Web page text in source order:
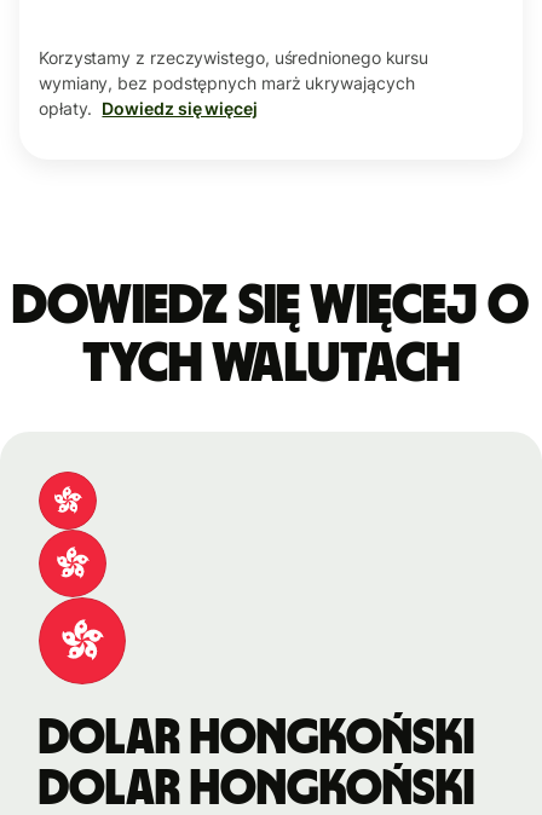
Korzystamy z rzeczywistego, uśrednionego kursu
wymiany, bez podstępnych marż ukrywających
opłaty. Dowiedz się więcej
Dowiedz się więcej o
tych walutach
Dolar hongkoński
Dolar hongkoński